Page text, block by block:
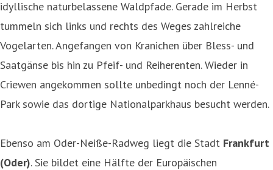
idyllische naturbelassene Waldpfade. Gerade im Herbst
tummeln sich links und rechts des Weges zahlreiche
Vogelarten. Angefangen von Kranichen über Bless- und
Saatgänse bis hin zu Pfeif- und Reiherenten. Wieder in
Criewen angekommen sollte unbedingt noch der Lenné-
Park sowie das dortige Nationalparkhaus besucht werden.
Ebenso am Oder-Neiße-Radweg liegt die Stadt Frankfurt
(Oder). Sie bildet eine Hälfte der Europäischen